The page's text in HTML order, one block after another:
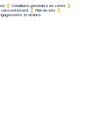
Conditions générales de vente
consentement
Plan du site
et actions